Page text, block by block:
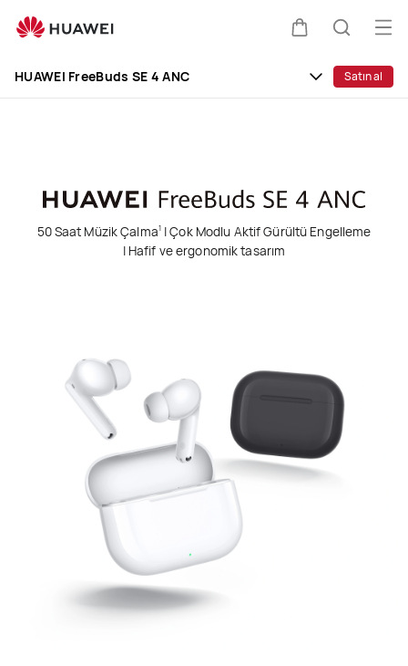
FreeBuds
aç
HUAWEI FreeBuds SE 4 ANC Satın al
50 Saat Müzik Çalma1 | Çok Modlu Aktif Gürültü Engelleme
| Hafif ve ergonomik tasarım